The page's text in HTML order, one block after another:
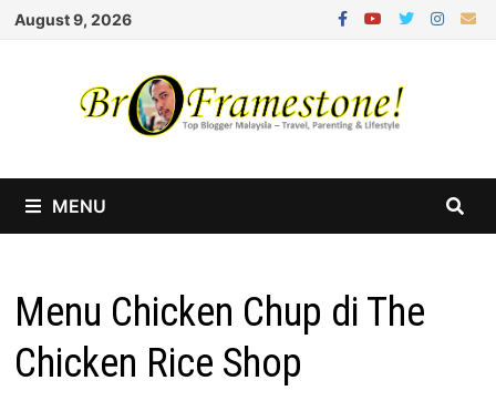
Skip
August 9, 2026
MENU
Menu Chicken Chup di The
Chicken Rice Shop